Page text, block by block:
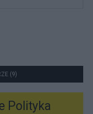
(9)
Polityka